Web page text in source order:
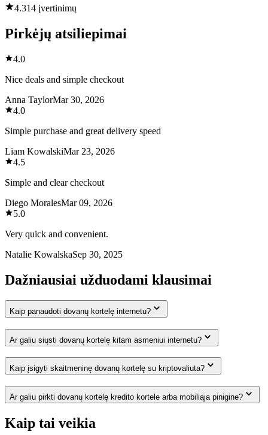
4.314 įvertinimų
Pirkėjų atsiliepimai
4.0
Nice deals and simple checkout
Anna TaylorMar 30, 2026
4.0
Simple purchase and great delivery speed
Liam KowalskiMar 23, 2026
4.5
Simple and clear checkout
Diego MoralesMar 09, 2026
5.0
Very quick and convenient.
Natalie KowalskaSep 30, 2025
Dažniausiai užduodami klausimai
Kaip panaudoti dovanų kortelę internetu?
Ar galiu siųsti dovanų kortelę kitam asmeniui internetu?
Kaip įsigyti skaitmeninę dovanų kortelę su kriptovaliuta?
Ar galiu pirkti dovanų kortelę kredito kortele arba mobiliąja pinigine?
Kaip tai veikia